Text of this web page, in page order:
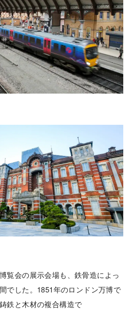
覧会の展示会場も、鉄骨造によっ
でした。1851年のロンドン万博で
鉄と木材の複合構造で